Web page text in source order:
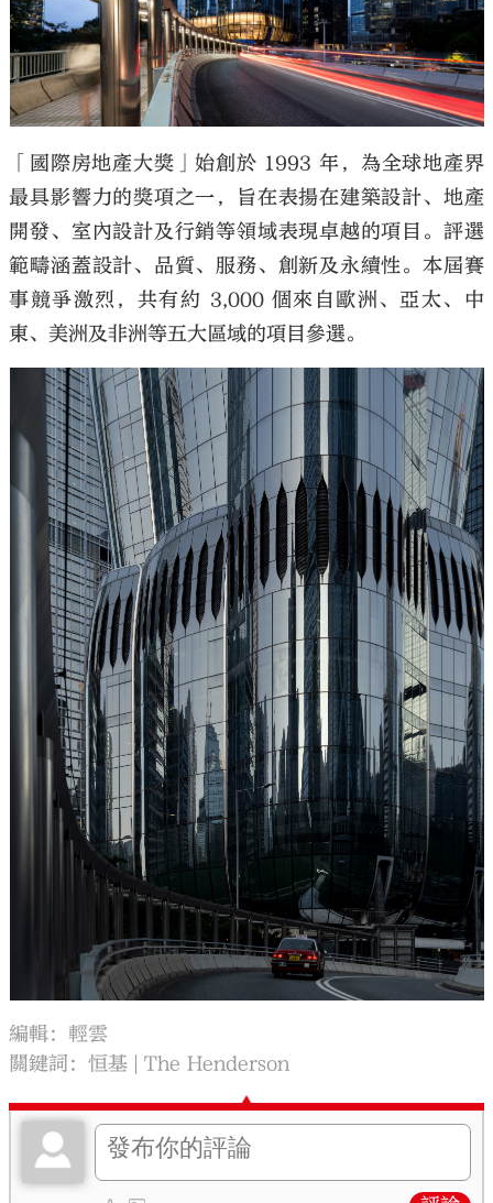
「國際房地產大獎」始創於 1993 年，為全球地產界
最具影響力的獎項之一，旨在表揚在建築設計、地產
開發、室內設計及行銷等領域表現卓越的項目。評選
範疇涵蓋設計、品質、服務、創新及永續性。本屆賽
事競爭激烈，共有約 3,000 個來自歐洲、亞太、中
東、美洲及非洲等五大區域的項目參選。
編輯：輕雲
關鍵詞：恒基 The Henderson